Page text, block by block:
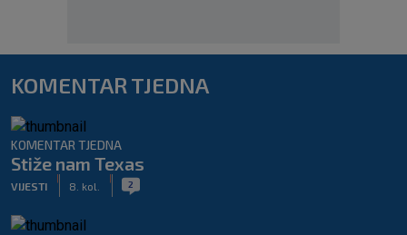
KOMENTAR TJEDNA
KOMENTAR TJEDNA
Stiže nam Texas
VIJESTI 8. kol. 2